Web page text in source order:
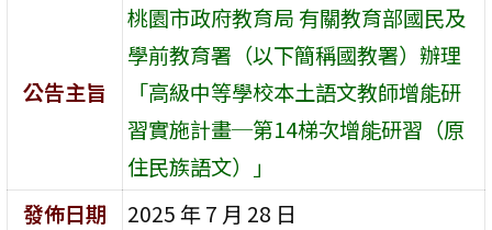
公告主旨
桃園市政府教育局 有關教育部國民及
學前教育署（以下簡稱國教署）辦理
「高級中等學校本土語文教師增能研
習實施計畫─第14梯次增能研習（原
住民族語文）」
發佈日期
2025 年 7 月 28 日